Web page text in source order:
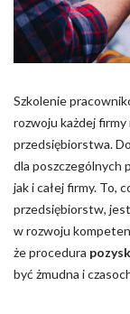
Szkolenie
rozwoju każdej
przedsiębiorstwa.
dla poszczególnych
jak i całej firmy. To,
przedsiębiorstw,
w rozwoju
że procedura
być żmudna i
zapamiętanie
funkcjonowanie
którym znajduje
Statystyka
Statystyczne pliki
internetowych
zachowują się na
informacje.
Marketing
Marketingowe